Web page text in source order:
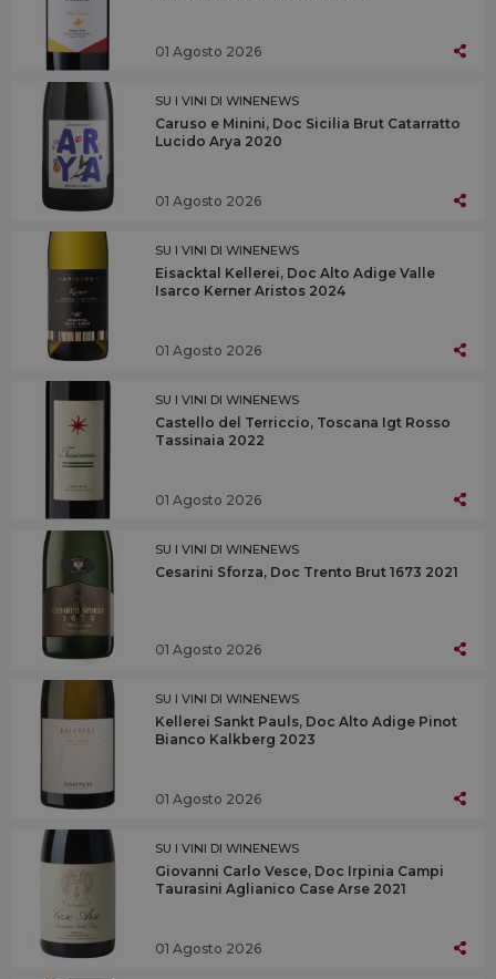
01 Agosto 2026
SU I VINI DI WINENEWS
Caruso e Minini, Doc Sicilia Brut Catarratto
Lucido Arya 2020
01 Agosto 2026
SU I VINI DI WINENEWS
Eisacktal Kellerei, Doc Alto Adige Valle
Isarco Kerner Aristos 2024
01 Agosto 2026
SU I VINI DI WINENEWS
Castello del Terriccio, Toscana Igt Rosso
Tassinaia 2022
01 Agosto 2026
SU I VINI DI WINENEWS
Cesarini Sforza, Doc Trento Brut 1673 2021
01 Agosto 2026
SU I VINI DI WINENEWS
Kellerei Sankt Pauls, Doc Alto Adige Pinot
Bianco Kalkberg 2023
01 Agosto 2026
SU I VINI DI WINENEWS
Giovanni Carlo Vesce, Doc Irpinia Campi
Taurasini Aglianico Case Arse 2021
01 Agosto 2026